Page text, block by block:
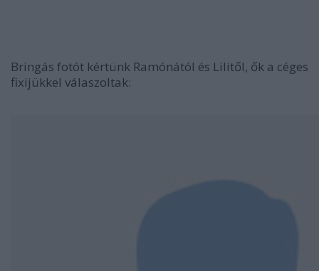
Bringás fotót kértünk Ramónától és Lilitől, ők a céges
fixijükkel válaszoltak: